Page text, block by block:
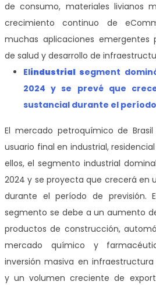
de consumo, materiales livianos
crecimiento continuo de
muchas aplicaciones emergentes
de salud y desarrollo de
Elindustrial segment
2024 y se prevé que
sustancial durante el
El mercado petroquímico de Brasil
usuario final en industrial,
ellos, el segmento industrial
2024 y se proyecta que crecerá en
durante el período de previsión.
segmento se debe a un aumento
productos de construcción,
mercado químico y
inversión masiva en
y un volumen creciente de